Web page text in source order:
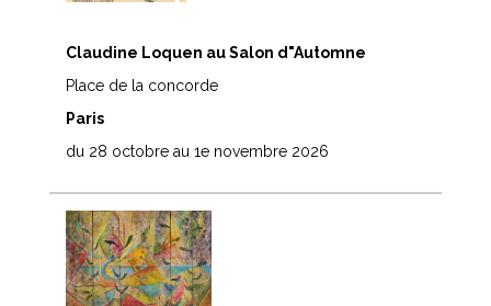
Claudine Loquen au Salon d"Automne
Place de la concorde
Paris
du 28 octobre au 1e novembre 2026